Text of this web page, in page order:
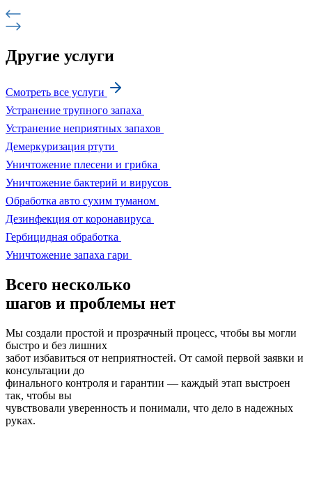
Другие услуги
Смотреть все услуги
Устранение трупного запаха
Устранение неприятных запахов
Демеркуризация ртути
Уничтожение плесени и грибка
Уничтожение бактерий и вирусов
Обработка авто сухим туманом
Дезинфекция от коронавируса
Гербицидная обработка
Уничтожение запаха гари
Всего несколько
шагов и проблемы нет
Мы создали простой и прозрачный процесс, чтобы вы могли
быстро и без лишних
забот избавиться от неприятностей. От самой первой заявки и
консультации до
финального контроля и гарантии — каждый этап выстроен
так, чтобы вы
чувствовали уверенность и понимали, что дело в надежных
руках.